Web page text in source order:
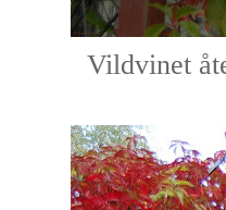
Vildvinet